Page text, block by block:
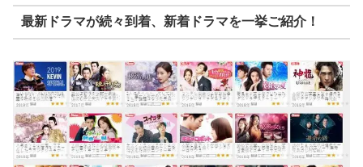
最新ドラマが続々到着、新着ドラマを一挙ご紹介！